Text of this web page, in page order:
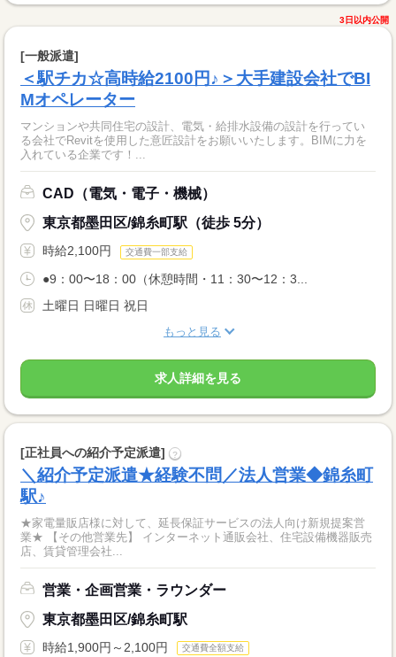
3日以内公開
[一般派遣]
＜駅チカ☆高時給2100円♪＞大手建設会社でBI
Mオペレーター
マンションや共同住宅の設計、電気・給排水設備の設計を行ってい
る会社でRevitを使用した意匠設計をお願いいたします。BIMに力を
入れている企業です！...
CAD（電気・電子・機械）
東京都墨田区/錦糸町駅（徒歩 5分）
時給2,100円 交通費一部支給
●9：00〜18：00（休憩時間・11：30〜12：3...
土曜日 日曜日 祝日
もっと見る
求人詳細を見る
[正社員への紹介予定派遣] ?
＼紹介予定派遣★経験不問／法人営業◆錦糸町
駅♪
★家電量販店様に対して、延長保証サービスの法人向け新規提案営
業★ 【その他営業先】 インターネット通販会社、住宅設備機器販売
店、賃貸管理会社...
営業・企画営業・ラウンダー
東京都墨田区/錦糸町駅
時給1,900円～2,100円 交通費全額支給